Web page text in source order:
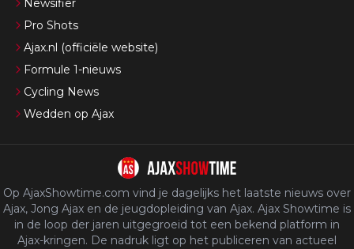
Newsifier
Pro Shots
Ajax.nl (officiële website)
Formule 1-nieuws
Cycling News
Wedden op Ajax
Op AjaxShowtime.com vind je dagelijks het laatste nieuws over
Ajax, Jong Ajax en de jeugdopleiding van Ajax. Ajax Showtime is
in de loop der jaren uitgegroeid tot een bekend platform in
Ajax-kringen. De nadruk ligt op het publiceren van actueel